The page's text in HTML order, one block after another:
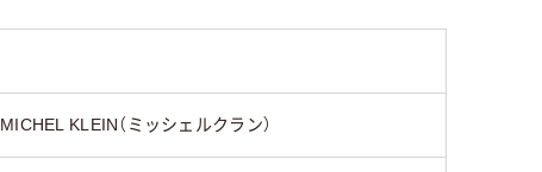
MICHEL KLEIN（ミッシェルクラン）